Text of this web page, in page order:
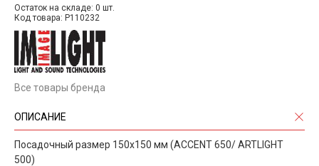
Остаток на складе: 0 шт.
Код товара: P110232
Все товары бренда
ОПИСАНИЕ
Посадочный размер 150х150 мм (ACCENT 650/ ARTLIGHT
500)